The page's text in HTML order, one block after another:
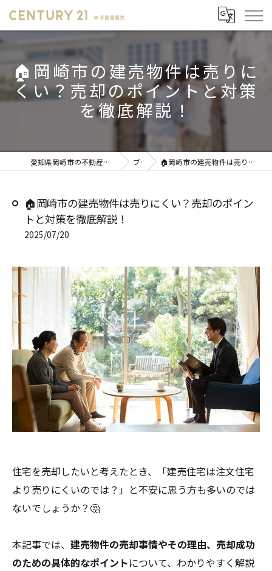
🏠岡崎市の建売物件は売りに
くい？売却のポイントと対策
を徹底解説！
愛知県岡崎市の不動産売却ならセンチュリー21 W不動産販売 ブログ 🏠岡崎市の建売物件は売りにくい？売却のポイントと対策を徹底解説！
🏠岡崎市の建売物件は売りにくい？売却のポイン
トと対策を徹底解説！
2025/07/20
住宅を売却したいと考えたとき、「建売住宅は注文住宅
より売りにくいのでは？」と不安に思う方も多いのでは
ないでしょうか？🤔
本記事では、 建売物件の売却事情やその理由、売却成功
のための具体的なポイントについて、わかりやすく解説